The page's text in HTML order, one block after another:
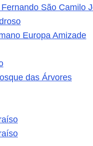
São Camilo
Europa Amizade
das Árvores